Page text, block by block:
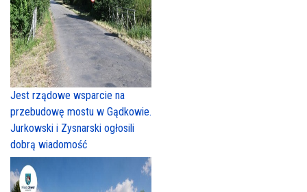
Jest rządowe wsparcie na
przebudowę mostu w Gądkowie.
Jurkowski i Zysnarski ogłosili
dobrą wiadomość